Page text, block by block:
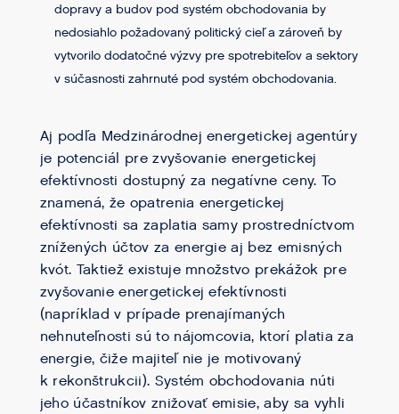
dopravy a budov pod systém obchodovania by
nedosiahlo požadovaný politický cieľ a zároveň by
vytvorilo dodatočné výzvy pre spotrebiteľov a sektory
v súčasnosti zahrnuté pod systém obchodovania.
Aj podľa Medzinárodnej energetickej agentúry
je potenciál pre zvyšovanie energetickej
efektívnosti dostupný za negatívne ceny. To
znamená, že opatrenia energetickej
efektívnosti sa zaplatia samy prostredníctvom
znížených účtov za energie aj bez emisných
kvót. Taktiež existuje množstvo prekážok pre
zvyšovanie energetickej efektívnosti
(napríklad v prípade prenajímaných
nehnuteľnosti sú to nájomcovia, ktorí platia za
energie, čiže majiteľ nie je motivovaný
k rekonštrukcii). Systém obchodovania núti
jeho účastníkov znižovať emisie, aby sa vyhli